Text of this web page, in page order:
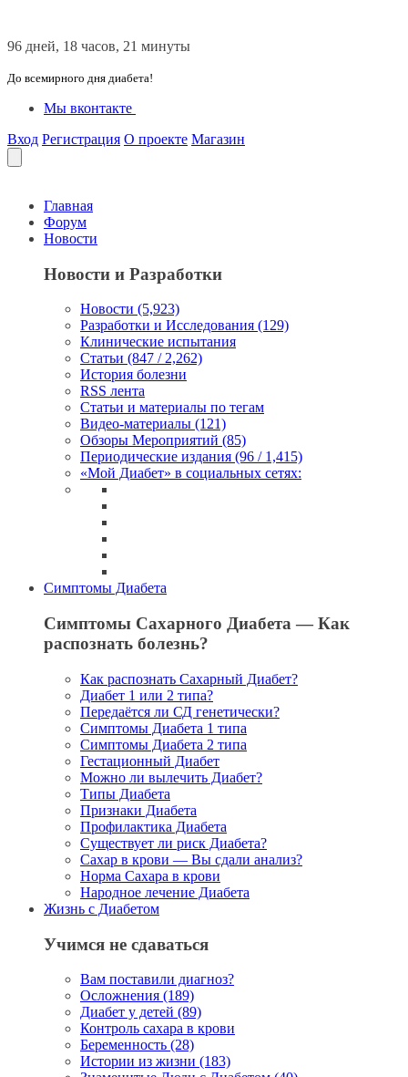
96 дней, 18 часов, 21 минуты
До всемирного дня диабета!
Мы вконтакте
Вход Регистрация О проекте Магазин
Главная
Форум
Новости
Новости и Разработки
Новости (5,923)
Разработки и Исследования (129)
Клинические испытания
Статьи (847 / 2,262)
История болезни
RSS лента
Статьи и материалы по тегам
Видео-материалы (121)
Обзоры Мероприятий (85)
Периодические издания (96 / 1,415)
«Мой Диабет» в социальных сетях:
Симптомы Диабета
Симптомы Сахарного Диабета — Как
распознать болезнь?
Как распознать Сахарный Диабет?
Диабет 1 или 2 типа?
Передаётся ли СД генетически?
Симптомы Диабета 1 типа
Симптомы Диабета 2 типа
Гестационный Диабет
Можно ли вылечить Диабет?
Типы Диабета
Признаки Диабета
Профилактика Диабета
Существует ли риск Диабета?
Сахар в крови — Вы сдали анализ?
Норма Сахара в крови
Народное лечение Диабета
Жизнь с Диабетом
Учимся не сдаваться
Вам поставили диагноз?
Осложнения (189)
Диабет у детей (89)
Контроль сахара в крови
Беременность (28)
Истории из жизни (183)